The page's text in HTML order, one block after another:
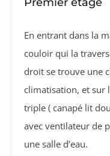
En entrant dans la
couloir qui la
droit se trouve une
climatisation, et sur
triple ( canapé lit
avec ventilateur de
une salle d’eau.